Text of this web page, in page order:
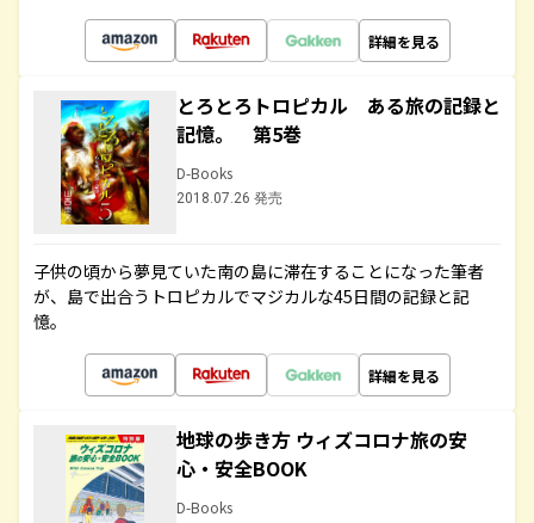
詳細を見る
とろとろトロピカル ある旅の記録と
記憶。 第5巻
D-Books
2018.07.26 発売
子供の頃から夢見ていた南の島に滞在することになった筆者
が、島で出合うトロピカルでマジカルな45日間の記録と記
憶。
詳細を見る
地球の歩き方 ウィズコロナ旅の安
心・安全BOOK
D-Books